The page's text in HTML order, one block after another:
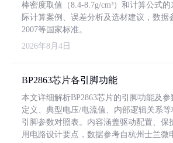
棒密度取值（8.4-8.7g/cm³）和计算公式
际计算案例、误差分析及选材建议，数据
2007等国家标准。
2026年8月4日
BP2863芯片各引脚功能
本文详细解析BP2863芯片的引脚功能及
定义、典型电压/电流值、内部逻辑关系
引脚参数对照表。内容涵盖驱动配置、保
用电路设计要点，数据参考自杭州士兰微